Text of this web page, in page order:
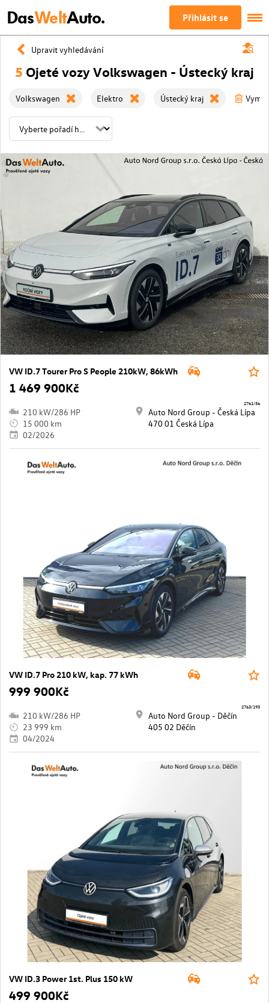
DasWeltAuto. Přihlásit se
Upravit vyhledávání
5 Ojeté vozy Volkswagen - Ústecký kraj
Volkswagen Elektro Ústecký kraj
VW ID.7 Tourer Pro S People 210kW, 86kWh
1 469 900Kč
210 kW/286 HP
15 000 km
02/2026
Auto Nord Group - Česká Lípa
470 01 Česká Lípa
2761/56
VW ID.7 Pro 210 kW, kap. 77 kWh
999 900Kč
210 kW/286 HP
23 999 km
04/2024
Auto Nord Group - Děčín
405 02 Děčín
2763/193
VW ID.3 Power 1st. Plus 150 kW
499 900Kč